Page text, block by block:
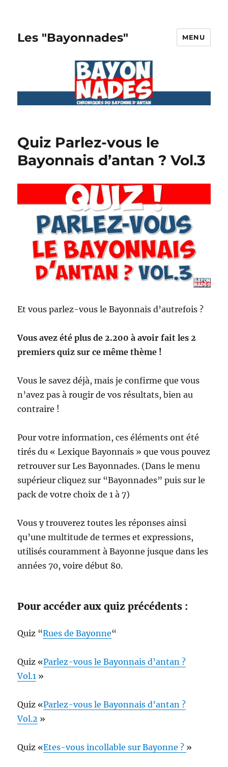
Les "Bayonnades" MENU
Quiz Parlez-vous le
Bayonnais d’antan ? Vol.3
Et vous parlez-vous le Bayonnais d’autrefois ?
Vous avez été plus de 2.200 à avoir fait les 2
premiers quiz sur ce même thème !
Vous le savez déjà, mais je confirme que vous
n’avez pas à rougir de vos résultats, bien au
contraire !
Pour votre information, ces éléments ont été
tirés du « Lexique Bayonnais » que vous pouvez
retrouver sur Les Bayonnades. (Dans le menu
supérieur cliquez sur “Bayonnades” puis sur le
pack de votre choix de 1 à 7)
Vous y trouverez toutes les réponses ainsi
qu’une multitude de termes et expressions,
utilisés couramment à Bayonne jusque dans les
années 70, voire début 80.
Pour accéder aux quiz précédents :
Quiz “Rues de Bayonne“
Quiz «Parlez-vous le Bayonnais d’antan ?
Vol.1 »
Quiz «Parlez-vous le Bayonnais d’antan ?
Vol.2 »
Quiz «Etes-vous incollable sur Bayonne ? »